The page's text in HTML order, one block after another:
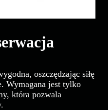
oszczędzając siłę
Wymagana jest tylko
która pozwala